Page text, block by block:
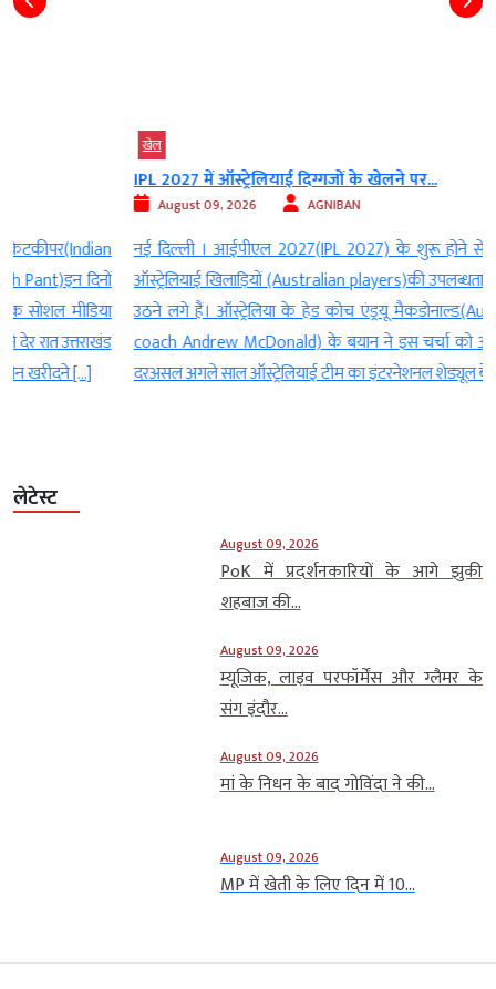
IPL 2027 में ऑस्ट्रेलियाई दिग्गजों के खेलने पर...
August 09, 2026 AGNIBAN
नई दिल्ली । आईपीएल 2027(IPL 2027) के शुरू होने से काफी पहले ही
ऑस्ट्रेलियाई खिलाड़ियों (Australian players)की उपलब्धता को लेकर सवाल
उठने लगे हैं। ऑस्ट्रेलिया के हेड कोच एंड्रयू मैकडोनाल्ड(Australian head
coach Andrew McDonald) के बयान ने इस चर्चा को और हवा दे दी है।
दरअसल अगले साल ऑस्ट्रेलियाई टीम का इंटरनेशनल शेड्यूल बेहद व्यस्त […]
लेटेस्ट
August 09, 2026
PoK में प्रदर्शनकारियों के आगे झुकी
शहबाज की...
August 09, 2026
म्यूजिक, लाइव परफॉर्मेंस और ग्लैमर के
संग इंदौर...
August 09, 2026
मां के निधन के बाद गोविंदा ने की...
August 09, 2026
MP में खेती के लिए दिन में 10...